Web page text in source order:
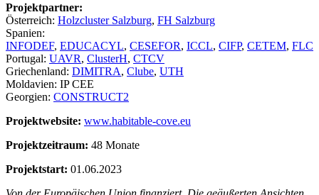
Projektpartner:
Österreich: Holzcluster Salzburg, FH Salzburg
Spanien:
INFODEF, EDUCACYL, CESEFOR, ICCL, CIFP, CETEM, FLC
Portugal: UAVR, ClusterH, CTCV
Griechenland: DIMITRA, Clube, UTH
Moldavien: IP CEE
Georgien: CONSTRUCT2
Projektwebsite: www.habitable-cove.eu
Projektzeitraum: 48 Monate
Projektstart: 01.06.2023